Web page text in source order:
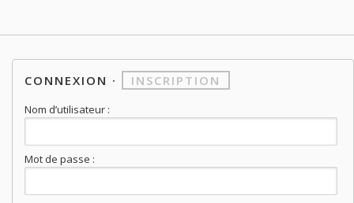
CONNEXION · INSCRIPTION
Nom d’utilisateur :
Mot de passe :